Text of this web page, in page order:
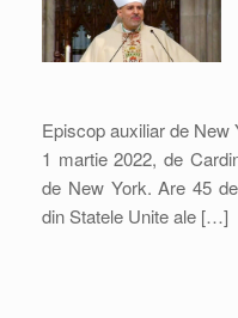
Episcop auxiliar de
1 martie 2022, de
de New York. Are 45
din Statele Unite ale […]